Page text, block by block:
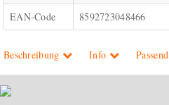
EAN-Code
8592723048466
Beschreibung Info Passend